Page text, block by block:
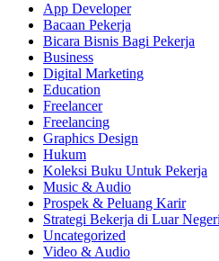
App Developer
Bacaan Pekerja
Bicara Bisnis Bagi Pekerja
Business
Digital Marketing
Education
Freelancer
Freelancing
Graphics Design
Hukum
Koleksi Buku Untuk Pekerja
Music & Audio
Prospek & Peluang Karir
Strategi Bekerja di Luar
Uncategorized
Video & Audio